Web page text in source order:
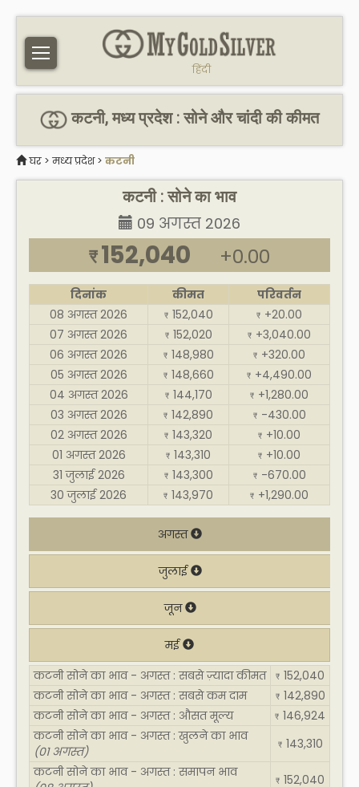
हिंदी
कटनी, मध्य प्रदेश : सोने और चांदी की कीमत
घर > मध्य प्रदेश> कटनी
कटनी : सोने का भाव
09 अगस्त 2026
₹ 152,040 +0.00
दिनांक कीमत
परिवर्तन
08 अगस्त 2026
₹ 152,040 ₹ +20.00
07 अगस्त 2026
₹ 152,020 ₹ +3,040.00
06 अगस्त 2026
₹ 148,980 ₹ +320.00
05 अगस्त 2026
₹ 148,660 ₹ +4,490.00
04 अगस्त 2026
₹ 144,170 ₹ +1,280.00
03 अगस्त 2026
₹ 142,890 ₹ -430.00
02 अगस्त 2026
₹ 143,320 ₹ +10.00
01 अगस्त 2026
₹ 143,310 ₹ +10.00
31 जुलाई 2026
₹ 143,300 ₹ -670.00
30 जुलाई 2026
₹ 143,970 ₹ +1,290.00
अगस्त
जुलाई
जून
मई
कटनी सोने का भाव - अगस्त : सबसे ज़्यादा कीमत
₹ 152,040
कटनी सोने का भाव - अगस्त : सबसे कम दाम
₹ 142,890
कटनी सोने का भाव - अगस्त : औसत मूल्य
₹ 146,924
कटनी सोने का भाव - अगस्त : खुलने का भाव
(01 अगस्त)
₹ 143,310
कटनी सोने का भाव - अगस्त : समापन भाव
₹ 152,040